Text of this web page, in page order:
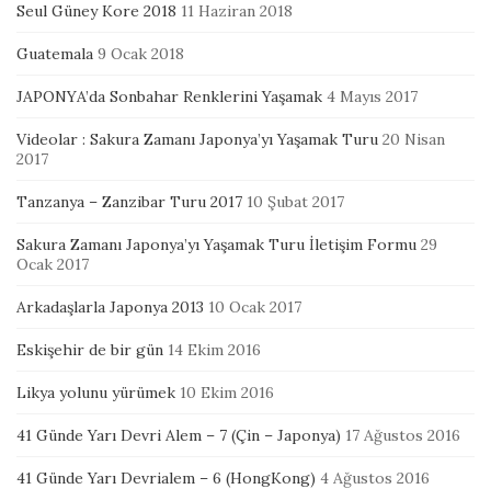
Seul Güney Kore 2018 11 Haziran 2018
Guatemala 9 Ocak 2018
JAPONYA’da Sonbahar Renklerini Yaşamak 4 Mayıs 2017
Videolar : Sakura Zamanı Japonya’yı Yaşamak Turu 20 Nisan
2017
Tanzanya – Zanzibar Turu 2017 10 Şubat 2017
Sakura Zamanı Japonya’yı Yaşamak Turu İletişim Formu 29
Ocak 2017
Arkadaşlarla Japonya 2013 10 Ocak 2017
Eskişehir de bir gün 14 Ekim 2016
Likya yolunu yürümek 10 Ekim 2016
41 Günde Yarı Devri Alem – 7 (Çin – Japonya) 17 Ağustos 2016
41 Günde Yarı Devrialem – 6 (HongKong) 4 Ağustos 2016